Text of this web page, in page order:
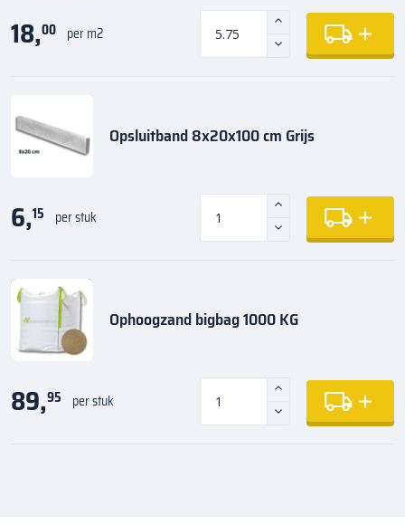
18,00 per m2
Opsluitband 8x20x100 cm Grijs
6,15 per stuk
Ophoogzand bigbag 1000 KG
89,95 per stuk